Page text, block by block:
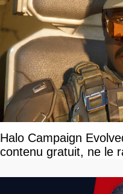
Halo Campaign
contenu gratuit, ne le